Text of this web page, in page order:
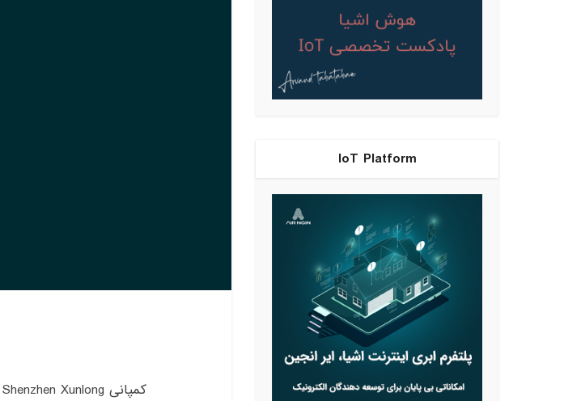
کمپانی Shenzhen Xunlong
IoT Platform